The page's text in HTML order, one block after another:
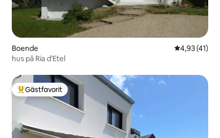
Boende 4,93 av 5 i
4,93 (41)
hus på Ria d'Etel
Populär gästfavorit
Gästfavorit